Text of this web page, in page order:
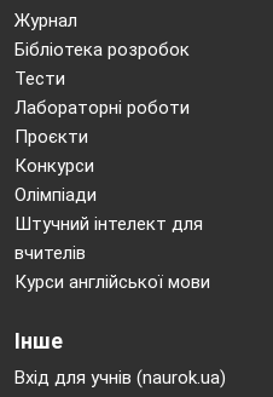
Журнал
Бібліотека розробок
Тести
Лабораторні роботи
Проєкти
Конкурси
Олімпіади
Штучний інтелект для
вчителів
Курси англійської мови
Інше
Вхід для учнів (naurok.ua)